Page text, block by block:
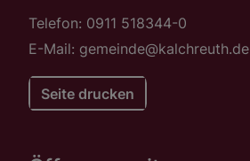
Telefon: 0911 518344-0
E-Mail: gemeinde@kalchreuth.de
Seite drucken